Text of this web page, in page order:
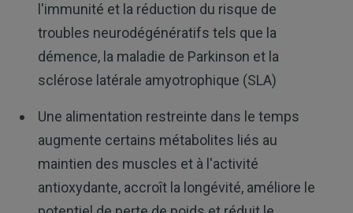
l'immunité et la réduction du risque de
troubles neurodégénératifs tels que la
démence, la maladie de Parkinson et la
sclérose latérale amyotrophique (SLA)
Une alimentation restreinte dans le temps
augmente certains métabolites liés au
maintien des muscles et à l'activité
antioxydante, accroît la longévité, améliore le